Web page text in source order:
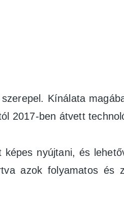
Kínálata
2017-ben átvett
képes nyújtani, és
azok folyamatos és